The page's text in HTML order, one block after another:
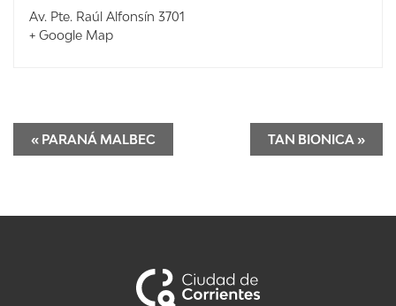
Av. Pte. Raúl Alfonsín 3701
+ Google Map
« PARANÁ MALBEC TAN BIONICA »